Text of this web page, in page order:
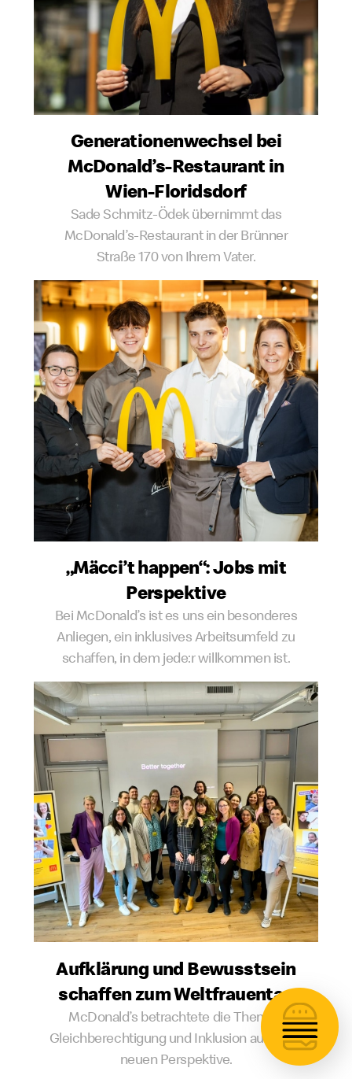
Generationen­wechsel bei
McDonald’s-Restaurant in
Wien-Floridsdorf
Sade Schmitz-Ödek übernimmt das
McDonald’s-Restaurant in der Brünner
Straße 170 von Ihrem Vater.
„Mäcci’t happen“: Jobs mit
Perspektive
Bei McDonald’s ist es uns ein besonderes
Anliegen, ein inklusives Arbeitsumfeld zu
schaffen, in dem jede:r willkommen ist.
Aufklärung und Bewusstsein
schaffen zum Weltfrauentag
McDonald’s betrachtete die Themen
Gleichberechtigung und Inklusion aus einer
neuen Perspektive.